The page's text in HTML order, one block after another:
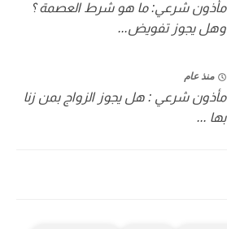
مأذون شرعي: ما هو شرط العصمة ؟
وهل يجوز تفويض...
منذ عام
مأذون شرعي : هل يجوز الزواج بمن زنا
بها ...